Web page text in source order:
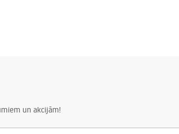
un akcijām!